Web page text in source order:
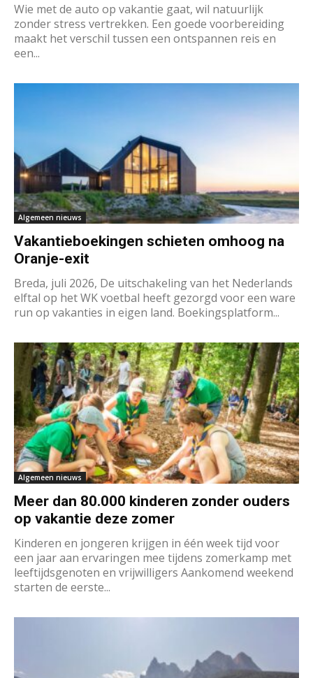
Wie met de auto op vakantie gaat, wil natuurlijk
zonder stress vertrekken. Een goede voorbereiding
maakt het verschil tussen een ontspannen reis en
een...
Algemeen nieuws
Vakantieboekingen schieten omhoog na
Oranje-exit
Breda, juli 2026, De uitschakeling van het Nederlands
elftal op het WK voetbal heeft gezorgd voor een ware
run op vakanties in eigen land. Boekingsplatform...
Algemeen nieuws
Meer dan 80.000 kinderen zonder ouders
op vakantie deze zomer
Kinderen en jongeren krijgen in één week tijd voor
een jaar aan ervaringen mee tijdens zomerkamp met
leeftijdsgenoten en vrijwilligers Aankomend weekend
starten de eerste...